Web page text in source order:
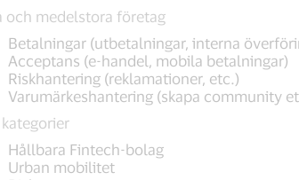
och medelstora företag
Betalningar (utbetalningar, interna
Acceptans (e-handel, mobila betalningar)
Riskhantering (reklamationer, etc.)
Varumärkeshantering (skapa community
kategorier
Hållbara Fintech-bolag
Urban mobilitet